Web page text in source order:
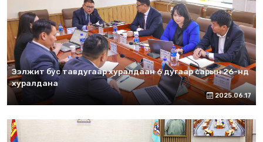
Ээлжит бус тавдугаар хуралдаан 6 дугаар сарын 26-нд
хуралдана
2025.06.17